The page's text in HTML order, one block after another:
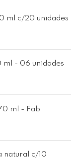
ml c/20 unidades
- 06 unidades
ml - Fab
natural c/10